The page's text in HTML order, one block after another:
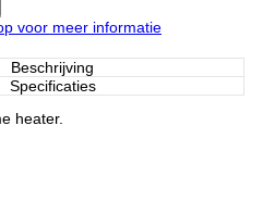
voor meer informatie
Beschrijving
Specificaties
heater.